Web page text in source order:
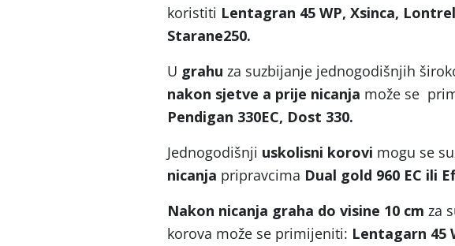
koristiti Lentagran 45 WP, Xsinca,
Starane250.
U grahu za suzbijanje jednogodišnjih
nakon sjetve a prije nicanja može se
Pendigan 330EC, Dost 330.
Jednogodišnji uskolisni korovi mogu se
nicanja pripravcima Dual gold 960 EC ili
Nakon nicanja graha do visine 10 cm za
korova može se primijeniti: Lentagarn 45